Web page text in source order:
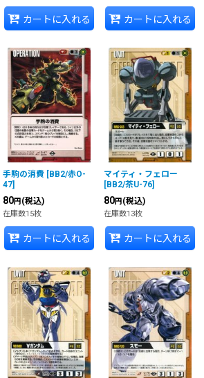
カートに入れる カートに入れる
手駒の消費 [BB2/赤O-
47]
80円 (税込)
在庫数15枚
カートに入れる
マイティ・フェロー
[BB2/茶U-76]
80円 (税込)
在庫数13枚
カートに入れる